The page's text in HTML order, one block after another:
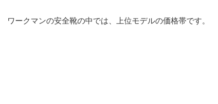
ワークマンの安全靴の中では、上位モデルの価格帯です。